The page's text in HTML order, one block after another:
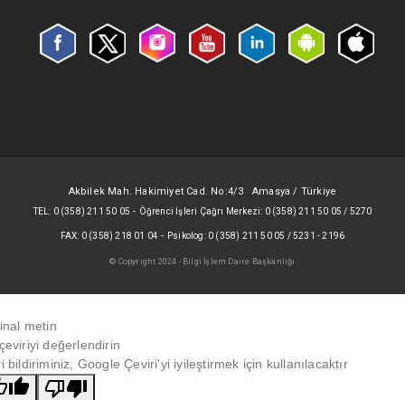
Akbilek Mah. Hakimiyet Cad. No:4/3 Amasya / Türkiye
TEL: 0 (358) 211 50 05 - Öğrenci İşleri Çağrı Merkezi: 0 (358) 211 50 05 / 5270
FAX: 0 (358) 218 01 04 - Psikolog: 0 (358) 211 50 05 / 5231 - 2196
© Copyright 2024 - Bilgi İşlem Daire Başkanlığı
metin
değerlendirin
bildiriminiz, Google Çeviri'yi iyileştirmek için kullanılacaktır